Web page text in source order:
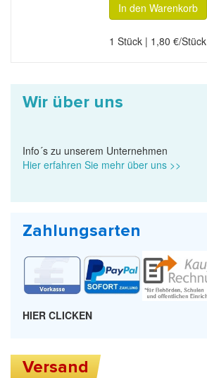
In den Warenkorb
1 Stück | 1,80 €/Stück
Wir über uns
Info´s zu unserem Unternehmen
Hier erfahren Sie mehr über uns >>
Zahlungsarten
HIER CLICKEN
Versand